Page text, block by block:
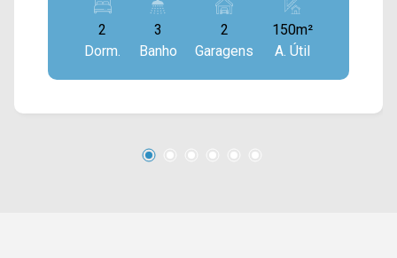
de serviço coberta > 02 quartos sendo 1 com
suíte; > 02 banheiros; > 02 vagas de garagem
cobertas. Localizado próximo à Rua Otimismo
com Rua Dignidade. Esta região conta com
gerais. Entre em contato com a equipe da Arbix
Telefone: (19) 3475-4546 ARBIX IMÓVEIS -
2
Dorm.
3
Banho
2
Garagens
150m²
A. Útil